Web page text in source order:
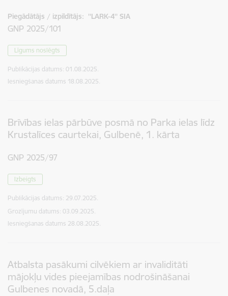
Piegādātājs / izpildītājs: ''LARK-4'' SIA
GNP 2025/101
Līgums noslēgts
Publikācijas datums: 01.08.2025.
Iesniegšanas datums 18.08.2025.
Brīvības ielas pārbūve posmā no Parka ielas līdz
Krustalīces caurtekai, Gulbenē, 1. kārta
GNP 2025/97
Izbeigts
Publikācijas datums: 29.07.2025.
Grozījumu datums: 03.09.2025.
Iesniegšanas datums 28.08.2025.
Atbalsta pasākumi cilvēkiem ar invaliditāti
mājokļu vides pieejamības nodrošināšanai
Gulbenes novadā, 5.daļa